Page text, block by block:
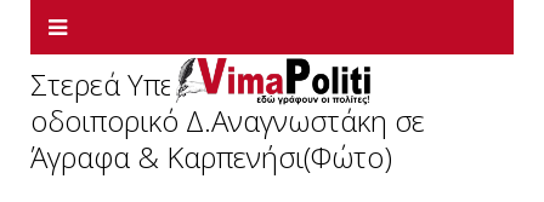
Στερεά Υπεροχής:Διήμερο
οδοιπορικό Δ.Αναγνωστάκη σε
Άγραφα & Καρπενήσι(Φώτο)